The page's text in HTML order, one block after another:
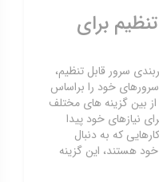
برای
سرور قابل تنظیم،
خود را براساس
از بین گزینه های مختلف
نیازهای خود پیدا
که به دنبال
هستند، این گزینه